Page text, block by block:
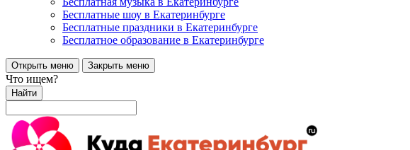
Бесплатные шоу в Екатеринбурге
Бесплатные праздники в Екатеринбурге
Бесплатное образование в Екатеринбурге
Открыть меню Закрыть меню
Что ищем?
Найти